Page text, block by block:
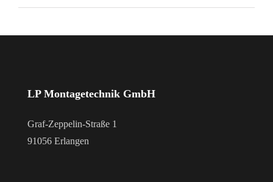
LP Montagetechnik GmbH
Graf-Zeppelin-Straße 1
91056 Erlangen